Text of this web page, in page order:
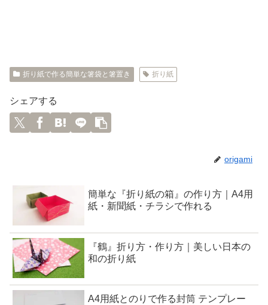
折り紙で作る簡単な箸袋と箸置き 折り紙
シェアする
origami
簡単な『折り紙の箱』の作り方｜A4用
紙・新聞紙・チラシで作れる
『鶴』折り方・作り方｜美しい日本の
和の折り紙
A4用紙とのりで作る封筒 テンプレー